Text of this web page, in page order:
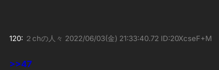
120: ２chの人々 2022/06/03(金) 21:33:40.72 ID:20XcseF+M
>>47